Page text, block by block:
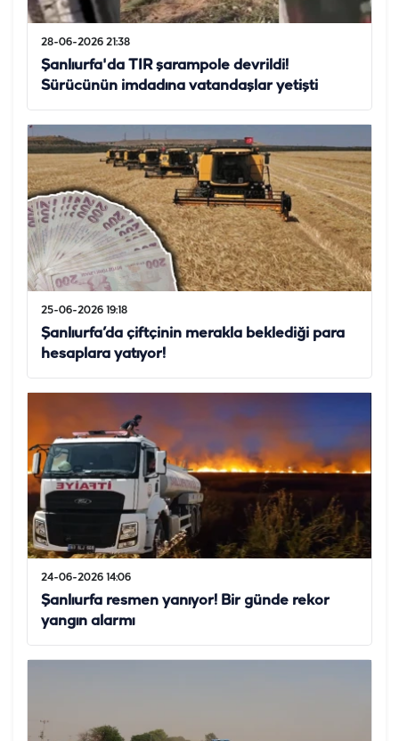
28-06-2026 21:38
Şanlıurfa'da TIR şarampole devrildi!
Sürücünün imdadına vatandaşlar yetişti
25-06-2026 19:18
Şanlıurfa’da çiftçinin merakla beklediği para
hesaplara yatıyor!
24-06-2026 14:06
Şanlıurfa resmen yanıyor! Bir günde rekor
yangın alarmı